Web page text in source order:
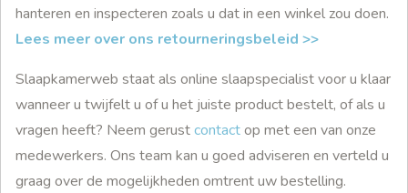
hanteren en inspecteren zoals u dat in een winkel zou doen.
Lees meer over ons retourneringsbeleid >>
Slaapkamerweb staat als online slaapspecialist voor u klaar
wanneer u twijfelt u of u het juiste product bestelt, of als u
vragen heeft? Neem gerustcontactop met een van onze
medewerkers. Ons team kan u goed adviseren en verteld u
graag over de mogelijkheden omtrent uw bestelling.